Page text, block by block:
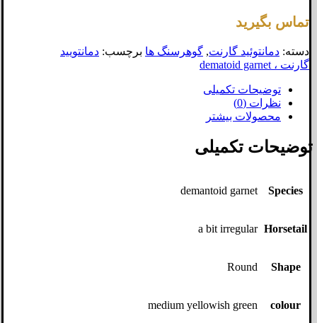
تماس بگیرید
دسته: دمانتوئید گارنت, گوهرسنگ ها برچسب: دمانتویید
گارنت ، dematoid garnet
توضیحات تکمیلی
نظرات (0)
محصولات بیشتر
توضیحات تکمیلی
Species
demantoid garnet
Horsetail
a bit irregular
Shape
Round
colour
medium yellowish green